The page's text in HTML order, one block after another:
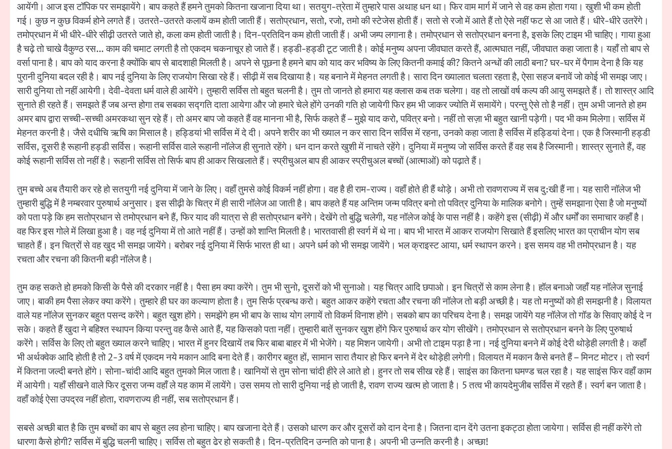
आयेंगी। आज इस टॉपिक पर समझायेंगे। बाप कहते हैं हमने तुमको कितना खजाना दिया था। सतयुग-त्रेता में तुम्हारे पास अथाह धन था। फिर वाम मार्ग में जाने से वह कम होता गया। खुशी भी कम होती
गई। कुछ न कुछ विकर्म होने लगते हैं। उतरते-उतरते कलायें कम होती जाती हैं। सतोप्रधान, सतो, रजो, तमो की स्टेजेस होती हैं। सतो से रजो में आते हैं तो ऐसे नहीं फट से आ जाते हैं। धीरे-धीरे उतरेंगे।
तमोप्रधान में भी धीरे-धीरे सीढ़ी उतरते जाते हो, कला कम होती जाती है। दिन-प्रतिदिन कम होती जाती हैं। अभी जम्प लगाना है। तमोप्रधान से सतोप्रधान बनना है, इसके लिए टाइम भी चाहिए। गाया हुआ
है चढ़े तो चाखे वैकुण्ठ रस… काम की चमाट लगती है तो एकदम चकनाचूर हो जाते हैं। हड्डी-हड्डी टूट जाती है। कोई मनुष्य अपना जीवघात करते हैं, आत्मघात नहीं, जीवघात कहा जाता है। यहाँ तो बाप से
वर्सा पाना है। बाप को याद करना है क्योंकि बाप से बादशाही मिलती है। अपने से पूछना है हमने बाप को याद कर भविष्य के लिए कितनी कमाई की? कितने अन्धों की लाठी बना? घर-घर में पैगाम देना है कि यह
पुरानी दुनिया बदल रही है। बाप नई दुनिया के लिए राजयोग सिखा रहे हैं। सीढ़ी में सब दिखाया है। यह बनाने में मेहनत लगती है। सारा दिन ख्यालात चलता रहता है, ऐसा सहज बनावें जो कोई भी समझ जाए।
सारी दुनिया तो नहीं आयेगी। देवी-देवता धर्म वाले ही आयेंगे। तुम्हारी सर्विस तो बहुत चलनी है। तुम तो जानते हो हमारा यह क्लास कब तक चलेगा। वह तो लाखों वर्ष कल्प की आयु समझते हैं। तो शास्त्र आदि
सुनाते ही रहते हैं। समझते हैं जब अन्त होगा तब सबका सद्गति दाता आयेगा और जो हमारे चेले होंगे उनकी गति हो जायेगी फिर हम भी जाकर ज्योति में समायेंगे। परन्तु ऐसे तो है नहीं। तुम अभी जानते हो हम
अमर बाप द्वारा सच्ची-सच्ची अमरकथा सुन रहे हैं। तो अमर बाप जो कहते हैं वह मानना भी है, सिर्फ कहते हैं – मुझे याद करो, पवित्र बनो। नहीं तो सज़ा भी बहुत खानी पड़ेगी। पद भी कम मिलेगा। सर्विस में
मेहनत करनी है। जैसे दधीचि ऋषि का मिसाल है। हड्डियां भी सर्विस में दे दी। अपने शरीर का भी ख्याल न कर सारा दिन सर्विस में रहना, उनको कहा जाता है सर्विस में हड्डियां देना। एक है जिस्मानी हड्डी
सर्विस, दूसरी है रूहानी हड्डी सर्विस। रूहानी सर्विस वाले रूहानी नॉलेज ही सुनाते रहेंगे। धन दान करते खुशी में नाचते रहेंगे। दुनिया में मनुष्य जो सर्विस करते हैं वह सब है जिस्मानी। शास्त्र सुनाते हैं, वह
कोई रूहानी सर्विस तो नहीं है। रूहानी सर्विस तो सिर्फ बाप ही आकर सिखलाते हैं। स्प्रीचुअल बाप ही आकर स्प्रीचुअल बच्चों (आत्माओं) को पढ़ाते हैं।
तुम बच्चे अब तैयारी कर रहे हो सतयुगी नई दुनिया में जाने के लिए। वहाँ तुमसे कोई विकर्म नहीं होगा। वह है ही राम-राज्य। वहाँ होते ही हैं थोड़े। अभी तो रावणराज्य में सब दु:खी हैं ना। यह सारी नॉलेज भी
तुम्हारी बुद्धि में है नम्बरवार पुरुषार्थ अनुसार। इस सीढ़ी के चित्र में ही सारी नॉलेज आ जाती है। बाप कहते हैं यह अन्तिम जन्म पवित्र बनो तो पवित्र दुनिया के मालिक बनोगे। तुम्हें समझाना ऐसा है जो मनुष्यों
को पता पड़े कि हम सतोप्रधान से तमोप्रधान बने हैं, फिर याद की यात्रा से ही सतोप्रधान बनेंगे। देखेंगे तो बुद्धि चलेगी, यह नॉलेज कोई के पास नहीं है। कहेंगे इस (सीढ़ी) में और धर्मों का समाचार कहाँ है।
वह फिर इस गोले में लिखा हुआ है। वह नई दुनिया में तो आते नहीं हैं। उन्हों को शान्ति मिलती है। भारतवासी ही स्वर्ग में थे ना। बाप भी भारत में आकर राजयोग सिखाते हैं इसलिए भारत का प्राचीन योग सब
चाहते हैं। इन चित्रों से वह खुद भी समझ जायेंगे। बरोबर नई दुनिया में सिर्फ भारत ही था। अपने धर्म को भी समझ जायेंगे। भल क्राइस्ट आया, धर्म स्थापन करने। इस समय वह भी तमोप्रधान है। यह
रचता और रचना की कितनी बड़ी नॉलेज है।
तुम कह सकते हो हमको किसी के पैसे की दरकार नहीं है। पैसा हम क्या करेंगे। तुम भी सुनो, दूसरों को भी सुनाओ। यह चित्र आदि छपाओ। इन चित्रों से काम लेना है। हॉल बनाओ जहाँ यह नॉलेज सुनाई
जाए। बाकी हम पैसा लेकर क्या करेंगे। तुम्हारे ही घर का कल्याण होता है। तुम सिर्फ प्रबन्ध करो। बहुत आकर कहेंगे रचता और रचना की नॉलेज तो बड़ी अच्छी है। यह तो मनुष्यों को ही समझनी है। विलायत
वाले यह नॉलेज सुनकर बहुत पसन्द करेंगे। बहुत खुश होंगे। समझेंगे हम भी बाप के साथ योग लगायें तो विकर्म विनाश होंगे। सबको बाप का परिचय देना है। समझ जायेंगे यह नॉलेज तो गॉड के सिवाए कोई दे न
सके। कहते हैं खुदा ने बहिश्त स्थापन किया परन्तु वह कैसे आते हैं, यह किसको पता नहीं। तुम्हारी बातें सुनकर खुश होंगे फिर पुरुषार्थ कर योग सीखेंगे। तमोप्रधान से सतोप्रधान बनने के लिए पुरुषार्थ
करेंगे। सर्विस के लिए तो बहुत ख्याल करने चाहिए। भारत में हुनर दिखायें तब फिर बाबा बाहर में भी भेजेंगे। यह मिशन जायेगी। अभी तो टाइम पड़ा है ना। नई दुनिया बनने में कोई देरी थोड़ेही लगती है। कहाँ
भी अर्थक्वेक आदि होती है तो 2-3 वर्ष में एकदम नये मकान आदि बना देते हैं। कारीगर बहुत हों, सामान सारा तैयार हो फिर बनने में देर थोड़ेही लगेगी। विलायत में मकान कैसे बनते हैं – मिनट मोटर। तो स्वर्ग
में कितना जल्दी बनते होंगे। सोना-चांदी आदि बहुत तुमको मिल जाता है। खानियों से तुम सोना चांदी हीरे ले आते हो। हुनर तो सब सीख रहे हैं। साइंस का कितना घमण्ड चल रहा है। यह साइंस फिर वहाँ काम
में आयेगी। यहाँ सीखने वाले फिर दूसरा जन्म वहाँ ले यह काम में लायेंगे। उस समय तो सारी दुनिया नई हो जाती है, रावण राज्य खत्म हो जाता है। 5 तत्व भी कायदेमुजीब सर्विस में रहते हैं। स्वर्ग बन जाता है।
वहाँ कोई ऐसा उपद्रव नहीं होता, रावणराज्य ही नहीं, सब सतोप्रधान हैं।
सबसे अच्छी बात है कि तुम बच्चों का बाप से बहुत लव होना चाहिए। बाप खजाना देते हैं। उसको धारण कर और दूसरों को दान देना है। जितना दान देंगे उतना इकट्ठा होता जायेगा। सर्विस ही नहीं करेंगे तो
धारणा कैसे होगी? सर्विस में बुद्धि चलनी चाहिए। सर्विस तो बहुत ढेर हो सकती है। दिन-प्रतिदिन उन्नति को पाना है। अपनी भी उन्नति करनी है। अच्छा!